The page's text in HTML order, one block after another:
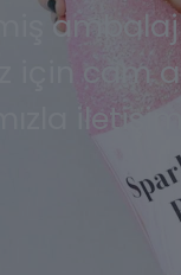
ambalaj
için cam
iletişime